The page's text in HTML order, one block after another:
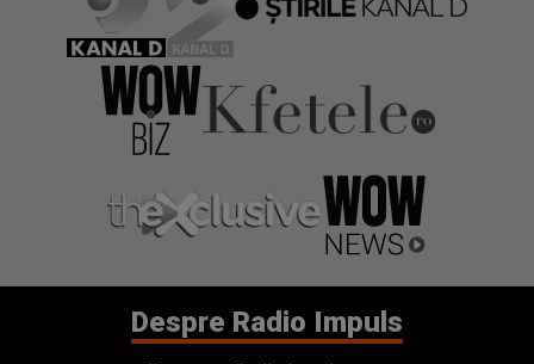
Despre Radio Impuls